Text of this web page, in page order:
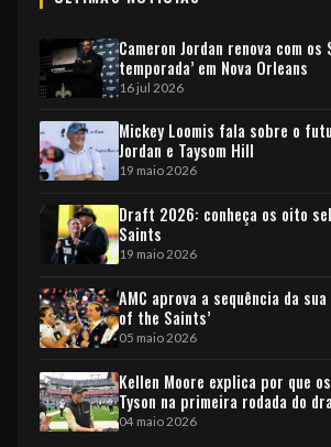
Cameron Jordan renova com
temporada’ em Nova Orleans
16 jul 2026
Mickey Loomis fala sobre o
Jordan e Taysom Hill
19 maio 2026
Draft 2026: conheça os oito
Saints
19 maio 2026
AMC aprova a sequência da sua
of the Saints’
05 maio 2026
Kellen Moore explica por que
Tyson na primeira rodada do
04 maio 2026